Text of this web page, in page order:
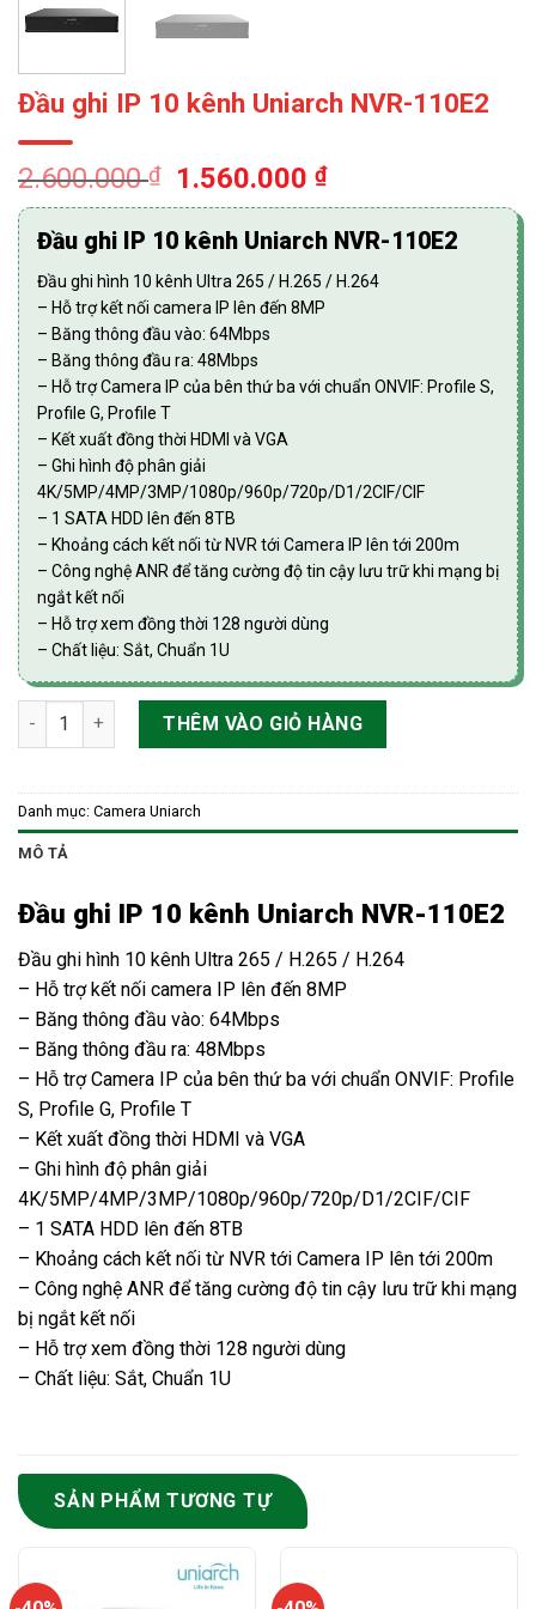
Đầu ghi IP 10 kênh Uniarch NVR-110E2
2.600.000₫
Giá
gốc
là:
1.560.000₫Giá
hiện
tại
1.560.000 ₫.
Đầu ghi IP 10 kênh Uniarch NVR-110E2
Đầu ghi hình 10 kênh Ultra 265 / H.265 / H.264
– Hỗ trợ kết nối camera IP lên đến 8MP
– Băng thông đầu vào: 64Mbps
– Băng thông đầu ra: 48Mbps
– Hỗ trợ Camera IP của bên thứ ba với chuẩn ONVIF: Profile S,
Profile G, Profile T
– Kết xuất đồng thời HDMI và VGA
– Ghi hình độ phân giải
4K/5MP/4MP/3MP/1080p/960p/720p/D1/2CIF/CIF
– 1 SATA HDD lên đến 8TB
– Khoảng cách kết nối từ NVR tới Camera IP lên tới 200m
– Công nghệ ANR để tăng cường độ tin cậy lưu trữ khi mạng bị
ngắt kết nối
– Hỗ trợ xem đồng thời 128 người dùng
– Chất liệu: Sắt, Chuẩn 1U
Đầu ghi IP 10 kênh Uniarch NVR-110E2 số lượng
THÊM VÀO GIỎ HÀNG
Danh mục: Camera Uniarch
MÔ TẢ
Đầu ghi IP 10 kênh Uniarch NVR-110E2
Đầu ghi hình 10 kênh Ultra 265 / H.265 / H.264
– Hỗ trợ kết nối camera IP lên đến 8MP
– Băng thông đầu vào: 64Mbps
– Băng thông đầu ra: 48Mbps
– Hỗ trợ Camera IP của bên thứ ba với chuẩn ONVIF: Profile
S, Profile G, Profile T
– Kết xuất đồng thời HDMI và VGA
– Ghi hình độ phân giải
4K/5MP/4MP/3MP/1080p/960p/720p/D1/2CIF/CIF
– 1 SATA HDD lên đến 8TB
– Khoảng cách kết nối từ NVR tới Camera IP lên tới 200m
– Công nghệ ANR để tăng cường độ tin cậy lưu trữ khi mạng
bị ngắt kết nối
– Hỗ trợ xem đồng thời 128 người dùng
– Chất liệu: Sắt, Chuẩn 1U
SẢN PHẨM TƯƠNG TỰ